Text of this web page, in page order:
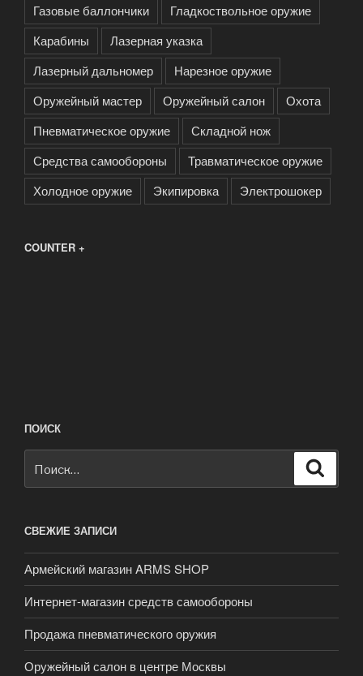
Газовые баллончики
Гладкоствольное оружие
Карабины
Лазерная указка
Лазерный дальномер
Нарезное оружие
Оружейный мастер
Оружейный салон
Охота
Пневматическое оружие
Складной нож
Средства самообороны
Травматическое оружие
Холодное оружие
Экипировка Электрошокер
COUNTER +
ПОИСК
СВЕЖИЕ ЗАПИСИ
Армейский магазин ARMS SHOP
Интернет-магазин средств самообороны
Продажа пневматического оружия
Оружейный салон в центре Москвы